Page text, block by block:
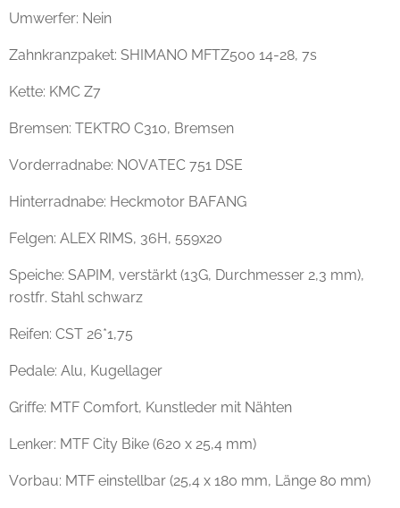
Umwerfer: Nein
Zahnkranzpaket: SHIMANO MFTZ500 14-28, 7s
Kette: KMC Z7
Bremsen: TEKTRO C310, Bremsen
Vorderradnabe: NOVATEC 751 DSE
Hinterradnabe: Heckmotor BAFANG
Felgen: ALEX RIMS, 36H, 559x20
Speiche: SAPIM, verstärkt (13G, Durchmesser 2,3 mm),
rostfr. Stahl schwarz
Reifen: CST 26*1,75
Pedale: Alu, Kugellager
Griffe: MTF Comfort, Kunstleder mit Nähten
Lenker: MTF City Bike (620 x 25,4 mm)
Vorbau: MTF einstellbar (25,4 x 180 mm, Länge 80 mm)